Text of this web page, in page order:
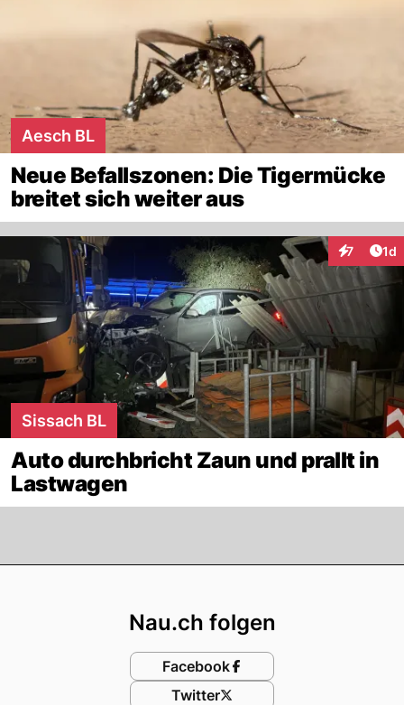
Aesch BL
Neue Befallszonen: Die Tigermücke
breitet sich weiter aus
7 1d
Sissach BL
Auto durchbricht Zaun und prallt in
Lastwagen
Nau.ch folgen
Facebook
Twitter